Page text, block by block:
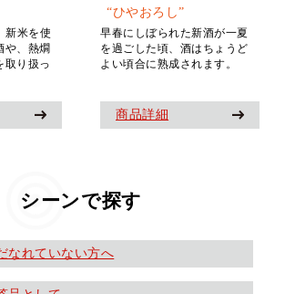
“ひやおろし”
早春にしぼられた新酒が一夏
を過ごした頃、酒はちょうど
よい頃合に熟成されます。
商品詳細
新米を使
や、熱燗
取り扱っ
シーンで探す
なれていない方へ